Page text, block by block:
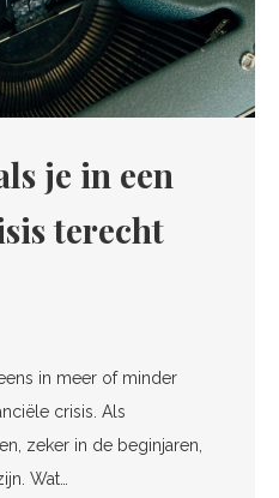
je in een
terecht
in meer of minder
crisis. Als
zeker in de beginjaren,
Wat…